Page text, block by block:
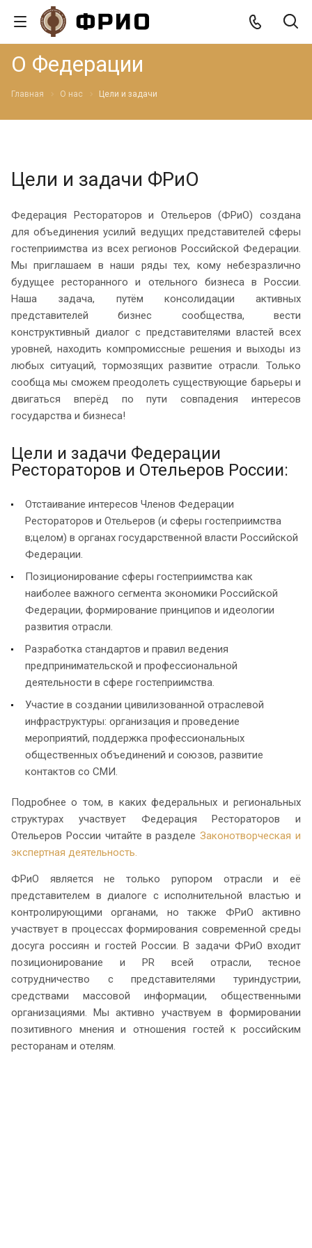
О Федерации
Главная О нас Цели и задачи
Цели и задачи ФРиО
Федерация Рестораторов и Отельеров (ФРиО) создана
для объединения усилий ведущих представителей сферы
гостеприимства из всех регионов Российской Федерации.
Мы приглашаем в наши ряды тех, кому небезразлично
будущее ресторанного и отельного бизнеса в России.
Наша задача, путём консолидации активных
представителей бизнес сообщества, вести
конструктивный диалог с представителями властей всех
уровней, находить компромиссные решения и выходы из
любых ситуаций, тормозящих развитие отрасли. Только
сообща мы сможем преодолеть существующие барьеры и
двигаться вперёд по пути совпадения интересов
государства и бизнеса!
Цели и задачи Федерации
Рестораторов и Отельеров России:
Отстаивание интересов Членов Федерации
Рестораторов и Отельеров (и сферы гостеприимства
в;целом) в органах государственной власти Российской
Федерации.
Позиционирование сферы гостеприимства как
наиболее важного сегмента экономики Российской
Федерации, формирование принципов и идеологии
развития отрасли.
Разработка стандартов и правил ведения
предпринимательской и профессиональной
деятельности в сфере гостеприимства.
Участие в создании цивилизованной отраслевой
инфраструктуры: организация и проведение
мероприятий, поддержка профессиональных
общественных объединений и союзов, развитие
контактов со СМИ.
Подробнее о том, в каких федеральных и региональных
структурах участвует Федерация Рестораторов и
Отельеров России читайте в разделеЗаконотворческая и
экспертная деятельность.
ФРиО является не только рупором отрасли и её
представителем в диалоге с исполнительной властью и
контролирующими органами, но также ФРиО активно
участвует в процессах формирования современной среды
досуга россиян и гостей России. В задачи ФРиО входит
позиционирование и PR всей отрасли, тесное
сотрудничество с представителями туриндустрии,
средствами массовой информации, общественными
организациями. Мы активно участвуем в формировании
позитивного мнения и отношения гостей к российским
ресторанам и отелям.